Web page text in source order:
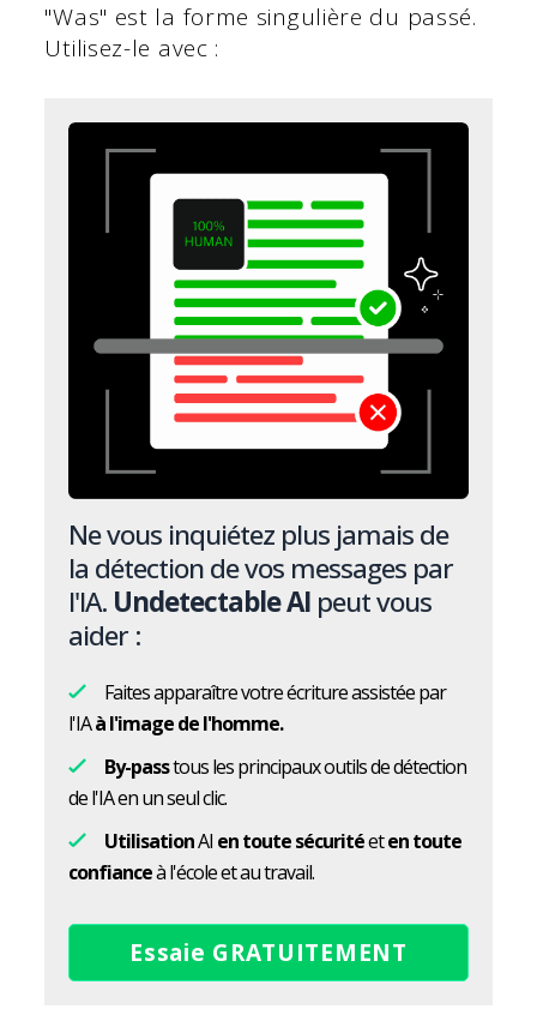
"Was" est la forme singulière du passé.
Utilisez-le avec :
Ne vous inquiétez plus jamais de
la détection de vos messages par
l'IA. Undetectable AI peut vous
aider :
Faites apparaître votre écriture assistée par
l'IAà l'image de l'homme.
By-passtous les principaux outils de détection
de l'IA en un seul clic.
UtilisationAI en toute sécuritéeten toute
confianceà l'école et au travail.
Essaie GRATUITEMENT